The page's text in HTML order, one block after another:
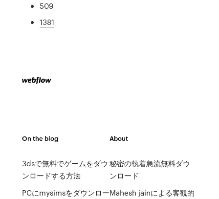
509
1381
On the blog
3dsで無料でゲームをダウ
ンロードする方法
PCにmysimsをダウンロー
About
秘密の執着急流無料ダウ
ンロード
Mahesh jainによる客観的